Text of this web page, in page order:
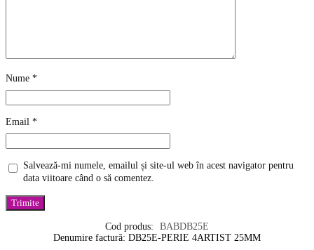
Nume *
Email *
Salvează-mi numele, emailul și site-ul web în acest navigator pentru
data viitoare când o să comentez.
Cod produs:
BABDB25E
Denumire factură: DB25E-PERIE 4ARTIST 25MM